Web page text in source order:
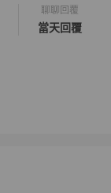
聊聊回覆
當天回覆